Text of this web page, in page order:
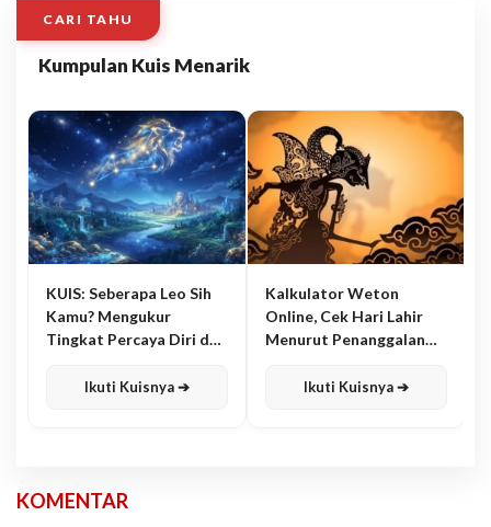
CARI TAHU
Kumpulan Kuis Menarik
KUIS: Seberapa Leo Sih
Kamu? Mengukur
Tingkat Percaya Diri dan
Ikuti Kuisnya ➔
Kalkulator Weton
Online, Cek Hari Lahir
Menurut Penanggalan
Ikuti Kuisnya ➔
KOMENTAR